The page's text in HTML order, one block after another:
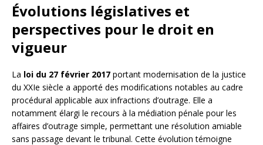
Évolutions législatives et
perspectives pour le droit en
vigueur
La loi du 27 février 2017 portant modernisation de la justice
du XXIe siècle a apporté des modifications notables au cadre
procédural applicable aux infractions d’outrage. Elle a
notamment élargi le recours à la médiation pénale pour les
affaires d’outrage simple, permettant une résolution amiable
sans passage devant le tribunal. Cette évolution témoigne